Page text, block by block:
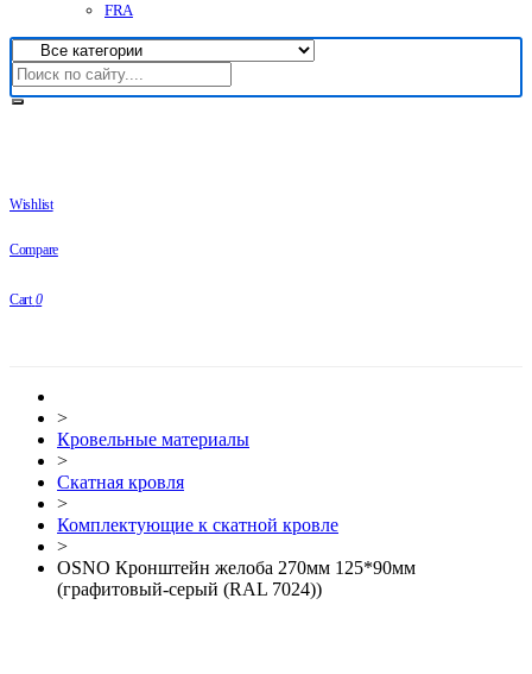
FRA
Wishlist
Compare
Cart 0
>
Кровельные материалы
>
Скатная кровля
>
Комплектующие к скатной кровле
>
OSNO Кронштейн желоба 270мм 125*90мм
(графитовый-серый (RAL 7024))